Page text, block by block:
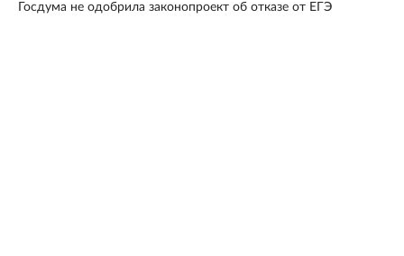
Госдума не одобрила законопроект об отказе от ЕГЭ